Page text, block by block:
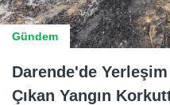
Gündem
Darende'de
Çıkan Yangın